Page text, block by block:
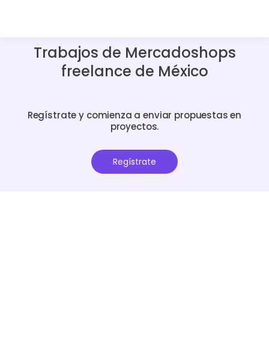
Trabajos de Mercadoshops
freelance de México
Regístrate y comienza a enviar propuestas en
proyectos.
Regístrate